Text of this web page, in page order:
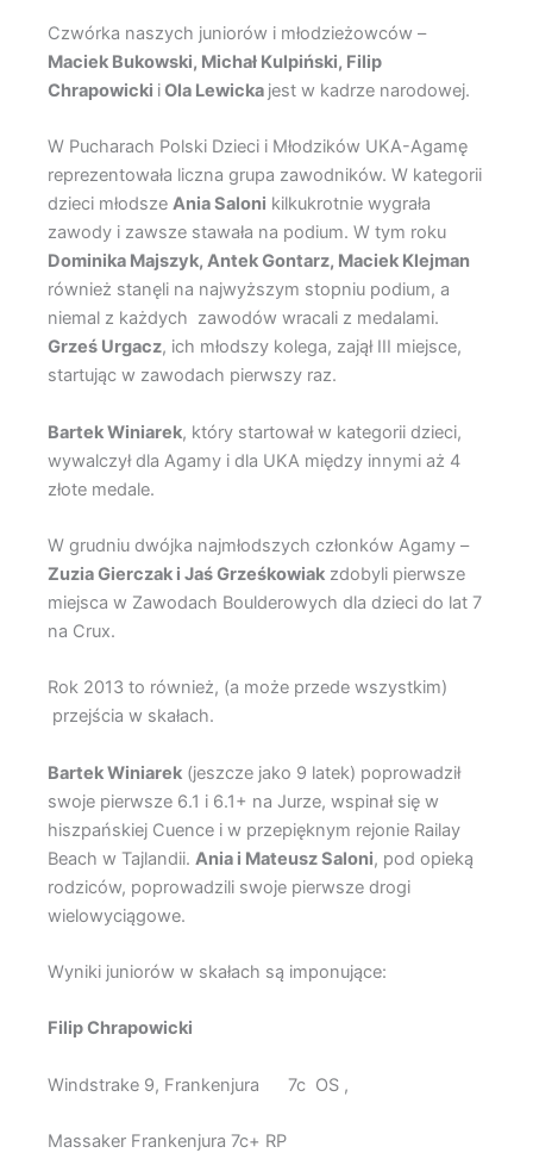
Czwórka naszych juniorów i młodzieżowców –
Maciek Bukowski, Michał Kulpiński, Filip
Chrapowicki iOla Lewicka jest w kadrze narodowej.
W Pucharach Polski Dzieci i Młodzików UKA-Agamę
reprezentowała liczna grupa zawodników. W kategorii
dzieci młodsze Ania Saloni kilkukrotnie wygrała
zawody i zawsze stawała na podium. W tym roku
Dominika Majszyk, Antek Gontarz, Maciek Klejman
również stanęli na najwyższym stopniu podium, a
niemal z każdych zawodów wracali z medalami.
Grześ Urgacz, ich młodszy kolega, zajął III miejsce,
startując w zawodach pierwszy raz.
Bartek Winiarek, który startował w kategorii dzieci,
wywalczył dla Agamy i dla UKA między innymi aż 4
złote medale.
W grudniu dwójka najmłodszych członków Agamy –
Zuzia Gierczak i Jaś Grześkowiak zdobyli pierwsze
miejsca w Zawodach Boulderowych dla dzieci do lat 7
na Crux.
Rok 2013 to również, (a może przede wszystkim)
przejścia w skałach.
Bartek Winiarek (jeszcze jako 9 latek) poprowadził
swoje pierwsze 6.1 i 6.1+ na Jurze, wspinał się w
hiszpańskiej Cuence i w przepięknym rejonie Railay
Beach w Tajlandii. Ania i Mateusz Saloni, pod opieką
rodziców, poprowadzili swoje pierwsze drogi
wielowyciągowe.
Wyniki juniorów w skałach są imponujące:
Filip Chrapowicki
Windstrake 9, Frankenjura 7c OS ,
Massaker Frankenjura 7c+ RP